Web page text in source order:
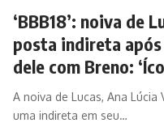
‘BBB18’: noiva de
posta indireta
dele com Breno:
A noiva de Lucas, Ana Lúcia
uma indireta em seu…